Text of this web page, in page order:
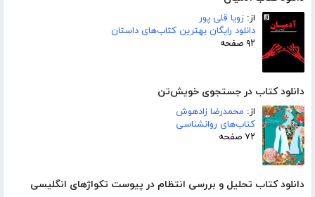
از: زویا قلی پور
دانلود رایگان بهترین کتاب‌های داستان
۹۲ صفحه
دانلود کتاب در جستجوی خویش‌تن
از: محمدرضا زادهوش
کتاب‌های روانشناسی
۷۲ صفحه
دانلود کتاب تحلیل و بررسی انتظام در پیوست تکواژهای انگلیسی